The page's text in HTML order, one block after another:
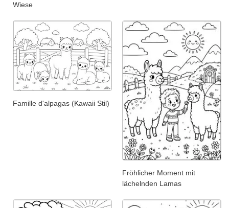
Wiese
Famille d'alpagas (Kawaii Stil)
Fröhlicher Moment mit
lächelnden Lamas